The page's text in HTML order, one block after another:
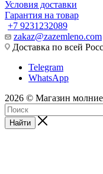
Условия доставки
Гарантия на товар
+7 9231232089
zakaz@zazemleno.com
Доставка по всей
Telegram
WhatsApp
2026 © Магазин
Найти